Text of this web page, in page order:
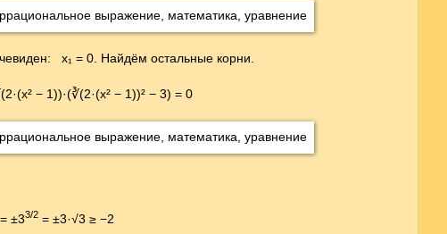
x₁ = 0. Найдём остальные корни.
− 1))·(∛(2·(x² − 1))² − 3) = 0
±33/2 = ±3·√3 ≥ −2